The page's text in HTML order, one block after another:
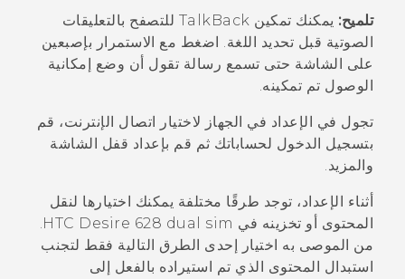
تلميح: يمكنك تمكين TalkBack للتصفح بالتعليقات
الصوتية قبل تحديد اللغة. اضغط مع الاستمرار بإصبعين
على الشاشة حتى تسمع رسالة تقول أن وضع إمكانية
الوصول تم تمكينه.
تجول في الإعداد في الجهاز لاختيار اتصال الإنترنت، قم
بتسجيل الدخول لحساباتك ثم قم بإعداد قفل الشاشة
والمزيد.
أثناء الإعداد، توجد طرقًا مختلفة يمكنك اختيارها لنقل
المحتوى أو تخزينه في HTC Desire 628 dual sim
.
من الموصى به اختيار إحدى الطرق التالية فقط لتجنب
استبدال المحتوى الذي تم استيراده بالفعل إلى